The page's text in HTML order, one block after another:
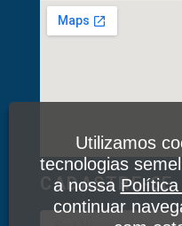
CADASTRE-SE
Utilizamos
tecnologias
a nossaPolítica
continuar